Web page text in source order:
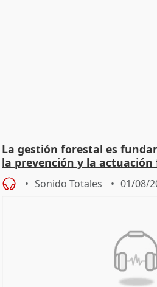
La gestión forestal es
la prevención y la
Sonido Totales 01/08/